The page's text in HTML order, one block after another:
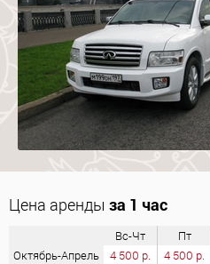
Цена аренды за 1 час
Вс-Чт Пт
Октябрь-Апрель
4 500 р. 4 500 р.